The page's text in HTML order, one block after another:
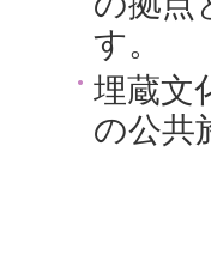
す。
埋蔵文
の公共